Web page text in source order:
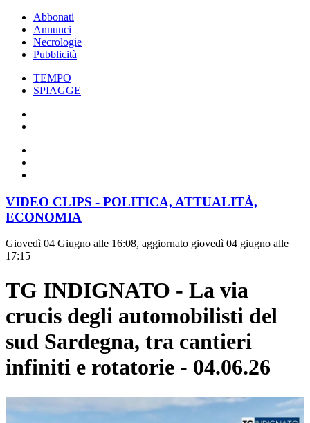
Abbonati
Annunci
Necrologie
Pubblicità
TEMPO
SPIAGGE
VIDEO CLIPS - POLITICA, ATTUALITÀ,
ECONOMIA
Giovedì 04 Giugno alle 16:08, aggiornato giovedì 04 giugno alle
17:15
TG INDIGNATO - La via
crucis degli automobilisti del
sud Sardegna, tra cantieri
infiniti e rotatorie - 04.06.26